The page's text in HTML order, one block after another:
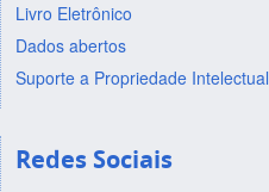
Livro Eletrônico
Dados abertos
Suporte a Propriedade Intelectual
Redes Sociais